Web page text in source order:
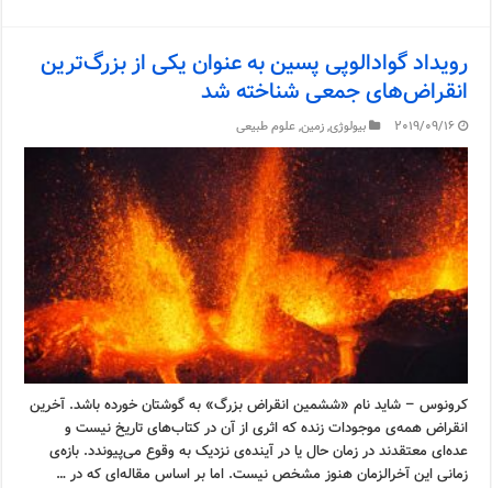
رویداد گوادالوپی پسین به عنوان یکی از بزرگ‌ترین
انقراض‌های جمعی شناخته شد
2019/09/16 بیولوژی,زمین,علوم طبیعی
کرونوس – شاید نام «ششمین انقراض بزرگ» به گوشتان خورده باشد. آخرین
انقراض همه‌ی موجودات زنده که اثری از آن در کتاب‌های تاریخ نیست و
عده‌ای معتقدند در زمان حال یا در آینده‌ی نزدیک به وقوع می‌پیوندد. بازه‌ی
زمانی این آخرالزمان هنوز مشخص نیست. اما بر اساس مقاله‌ای که در …